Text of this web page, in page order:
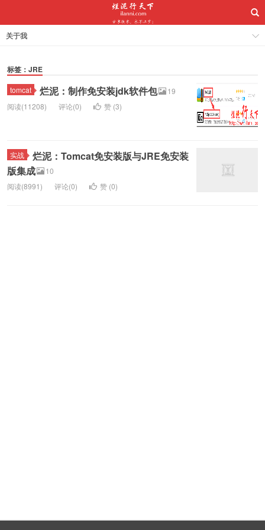
关于我
标签：JRE
tomcat 烂泥：制作免安装jdk软件包
19
阅读(11208)
评论(0) 赞 (3)
实战
烂泥：Tomcat免安装版与JRE免安装
版集成
10
阅读(8991)
评论(0) 赞 (0)